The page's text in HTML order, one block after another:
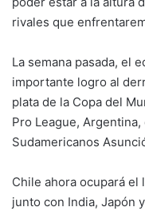
rivales que
La semana pasada, el
importante logro al
plata de la Copa del
Pro League,
Sudamericanos
Chile ahora ocupará el
junto con India, Japón